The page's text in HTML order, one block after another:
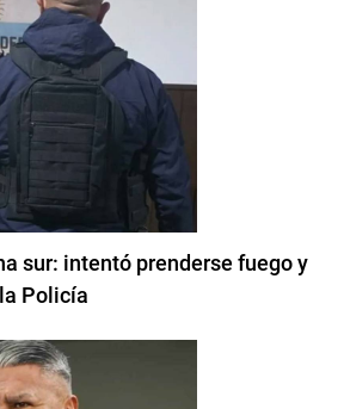
sur: intentó prenderse fuego y
Policía